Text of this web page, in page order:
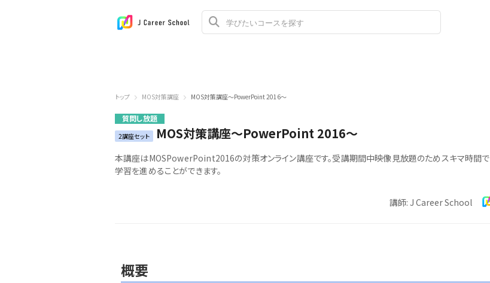
ログイン
トップ MOS対策講座 MOS対策講座～PowerPoint 2016～
質問し放題
2講座セット MOS対策講座～PowerPoint 2016～
本講座はMOSPowerPoint2016の対策オンライン講座です。受講期間中映像見放題のためスキマ時間で
学習を進めることができます。
講師: J Career School
概要